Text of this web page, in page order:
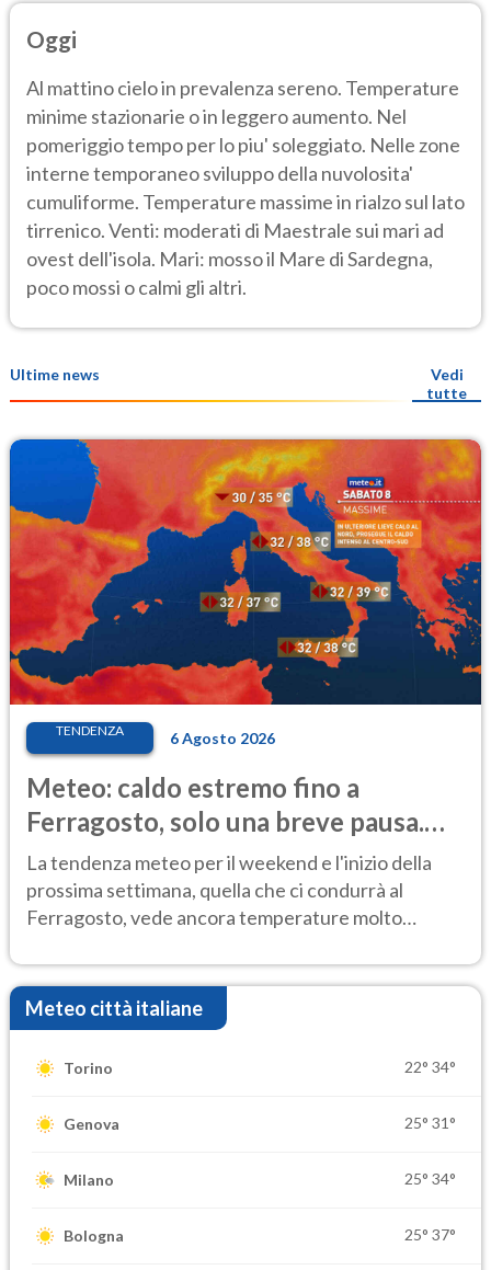
Oggi
Al mattino cielo in prevalenza sereno. Temperature
minime stazionarie o in leggero aumento. Nel
pomeriggio tempo per lo piu' soleggiato. Nelle zone
interne temporaneo sviluppo della nuvolosita'
cumuliforme. Temperature massime in rialzo sul lato
tirrenico. Venti: moderati di Maestrale sui mari ad
ovest dell'isola. Mari: mosso il Mare di Sardegna,
poco mossi o calmi gli altri.
Ultime news
Vedi
tutte
TENDENZA 6 Agosto 2026
Meteo: caldo estremo fino a
Ferragosto, solo una breve pausa.
Ecco dove
La tendenza meteo per il weekend e l'inizio della
prossima settimana, quella che ci condurrà al
Ferragosto, vede ancora temperature molto
Meteo città italiane
Torino 22° 34°
Genova 25° 31°
Milano 25° 34°
Bologna 25° 37°